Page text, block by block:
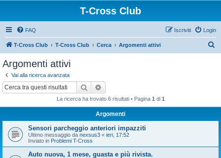
T-Cross Club
FAQ Login
Iscriviti
T-Cross Club T-Cross Club Cerca Argomenti attivi
Argomenti attivi
Vai alla ricerca avanzata
Cerca
La ricerca ha trovato 6 risultati • Pagina 1 di 1
Argomenti
Sensori parcheggio anteriori impazziti
Ultimo messaggio da nexsus3 « ieri, 17:52
Inviato in Problemi T-Cross
Auto nuova, 1 mese, guasta e più rivista.